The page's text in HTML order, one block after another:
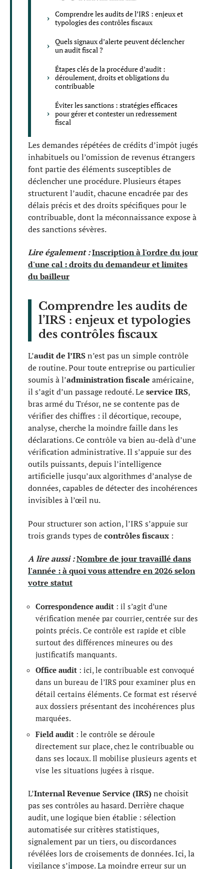
Comprendre les audits de l’IRS : enjeux et
typologies des contrôles fiscaux
Quels signaux d’alerte peuvent déclencher
un audit fiscal ?
Étapes clés de la procédure d’audit :
déroulement, droits et obligations du
contribuable
Éviter les sanctions : stratégies efficaces
pour gérer et contester un redressement
fiscal
Les demandes répétées de crédits d’impôt jugés
inhabituels ou l’omission de revenus étrangers
font partie des éléments susceptibles de
déclencher une procédure. Plusieurs étapes
structurent l’audit, chacune encadrée par des
délais précis et des droits spécifiques pour le
contribuable, dont la méconnaissance expose à
des sanctions sévères.
Lire également :Inscription à l'ordre du jour
d'une cal : droits du demandeur et limites
du bailleur
Comprendre les audits de
l’IRS : enjeux et typologies
des contrôles fiscaux
L’audit de l’IRSn’est pas un simple contrôle
de routine. Pour toute entreprise ou particulier
soumis à l’administration fiscale américaine,
il s’agit d’un passage redouté. Leservice IRS,
bras armé du Trésor, ne se contente pas de
vérifier des chiffres : il décortique, recoupe,
analyse, cherche la moindre faille dans les
déclarations. Ce contrôle va bien au-delà d’une
vérification administrative. Il s’appuie sur des
outils puissants, depuis l’intelligence
artificielle jusqu’aux algorithmes d’analyse de
données, capables de détecter des incohérences
invisibles à l’œil nu.
Pour structurer son action, l’IRS s’appuie sur
trois grands types decontrôles fiscaux :
A lire aussi :Nombre de jour travaillé dans
l'année : à quoi vous attendre en 2026 selon
votre statut
Correspondence audit : il s’agit d’une
vérification menée par courrier, centrée sur des
points précis. Ce contrôle est rapide et cible
surtout des différences mineures ou des
justificatifs manquants.
Office audit : ici, le contribuable est convoqué
dans un bureau de l’IRS pour examiner plus en
détail certains éléments. Ce format est réservé
aux dossiers présentant des incohérences plus
marquées.
Field audit : le contrôle se déroule
directement sur place, chez le contribuable ou
dans ses locaux. Il mobilise plusieurs agents et
vise les situations jugées à risque.
L’Internal Revenue Service (IRS)ne choisit
pas ses contrôles au hasard. Derrière chaque
audit, une logique bien établie : sélection
automatisée sur critères statistiques,
signalement par un tiers, ou discordances
révélées lors de croisements de données. Ici, la
vigilance s’impose. La moindre erreur sur un